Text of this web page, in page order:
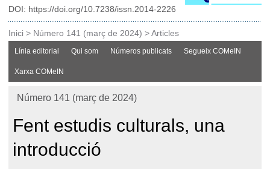
DOI: https://doi.org/10.7238/issn.2014-2226
Inici > Número 141 (març de 2024) >Articles
Línia editorial Qui som Números publicats Segueix COMeIN
Xarxa COMeIN
Número 141 (març de 2024)
Fent estudis culturals, una
introducció